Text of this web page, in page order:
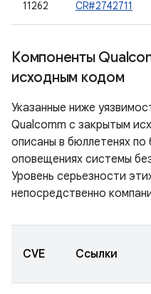
11262
CR#2742711
Компоненты
исходным кодом
Указанные ниже
Qualcomm с закрытым
описаны в бюллетенях по
оповещениях системы
Уровень серьезности
непосредственно
CVE Ссылки